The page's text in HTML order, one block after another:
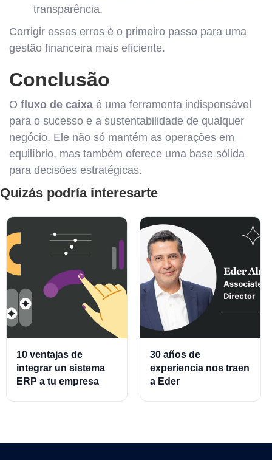
transparência.
Corrigir esses erros é o primeiro passo para uma
gestão financeira mais eficiente.
Conclusão
O fluxo de caixa é uma ferramenta indispensável
para o sucesso e a sustentabilidade de qualquer
negócio. Ele não só mantém as operações em
equilíbrio, mas também oferece uma base sólida
para decisões estratégicas.
Quizás podría interesarte
10 ventajas de
integrar un sistema
ERP a tu empresa
30 años de
experiencia nos traen
a Eder